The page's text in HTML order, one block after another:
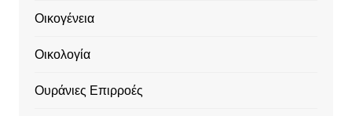
Οικογένεια
Οικολογία
Ουράνιες Επιρροές